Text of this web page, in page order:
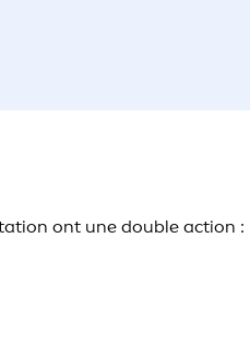
ont une double action :